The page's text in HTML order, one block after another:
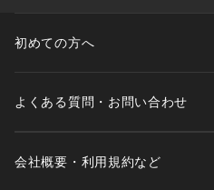
初めての方へ
よくある質問・お問い合わせ
会社概要・利用規約など